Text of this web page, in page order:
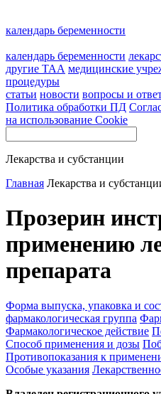
календарь беременности
календарь беременности
другие ТАА медицинские
процедуры
статьи новости вопросы и
Политика обработки ПД
на использование Cookie
Лекарства и субстанции
Главная Лекарства и
Прозерин
применению
препарата
Форма выпуска, упаковка и
фармакологическая группа
Фармакологическое действие
Способ применения и дозы
Противопоказания к
Особые указания